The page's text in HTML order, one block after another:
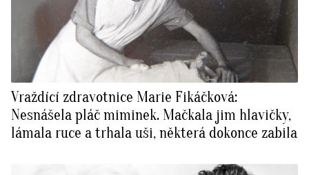
Vraždící zdravotnice Marie Fikáčková:
Nesnášela pláč miminek. Mačkala jim hlavičky,
lámala ruce a trhala uši, některá dokonce zabila